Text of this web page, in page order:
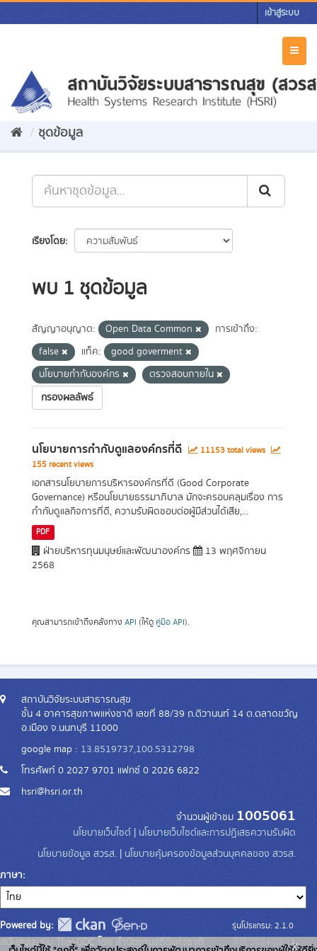
Skip
to
เข้าสู่ระบบ
ชุดข้อมูล
เรียงโดย
พบ 1 ชุดข้อมูล
สัญญาอนุญาต: Open Data Common
การเข้าถึง:
false
แท็ค:
good goverment
นโยบายกำกับองค์กร
ตรวจสอบภายใน
กรองผลลัพธ์
นโยบายการกำกับดูแลองค์กรที่ดี
11153 total views
155 recent views
เอกสารนโยบายการบริหารองค์กรที่ดี (Good Corporate
Governance) หรือนโยบายธรรมาภิบาล มักจะครอบคลุมเรื่อง การ
กำกับดูแลกิจการที่ดี, ความรับผิดชอบต่อผู้มีส่วนได้เสีย,...
PDF
ฝ่ายบริหารทุนมนุษย์และพัฒนาองค์กร
13 พฤศจิกายน
2568
คุณสามารถเข้าถึงคลังทาง API (ให้ดู คู่มือ API).
สถาบันวิจัยระบบสาธารณสุข
ชั้น 4 อาคารสุขภาพแห่งชาติ เลขที่ 88/39 ถ.ติวานนท์ 14 ต.ตลาดขวัญ
อ.เมือง จ.นนทบุรี 11000
google map : 13.8519737,100.5312798
โทรศัพท์ 0 2027 9701 แฟกซ์ 0 2026 6822
hsri@hsri.or.th
จำนวนผู้เข้าชม 1005061
นโยบายเว็บไซต์ | นโยบายเว็บไซต์และการปฏิเสธความรับผิด
นโยบายข้อมูล สวรส. | นโยบายคุ้มครองข้อมูลส่วนบุคคลของ สวรส.
ภาษา
Powered by:
สนับสนุนระบบ Thai-GDC โดย สำนักงานสถิติแห่งชาติ
รุ่นโปรแกรม: 2.1.0
วันที่: 2024-03-13x